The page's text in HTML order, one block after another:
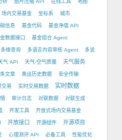
析 图片压缩 API 在线工具 地图
场内交易基金 坐标系 城市
信息 基金代码 基金净值 API
数据接口 基金组合 Agent
多维查询 多语言内容审核 Agent 多说
气 API 天气-空气质量 天气服务
文章 奥运历史数据 安全传输
交易 实时交易数据 实时数据
审计日志 对联数据 对联生成
开发工具 开放式场内交易基金
开放接口 开源组件 开源项目
心理测评 API 必备工具 性能优化